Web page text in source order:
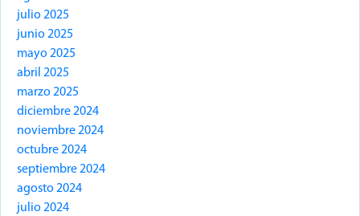
julio 2025
junio 2025
mayo 2025
abril 2025
marzo 2025
diciembre 2024
noviembre 2024
octubre 2024
septiembre 2024
agosto 2024
julio 2024